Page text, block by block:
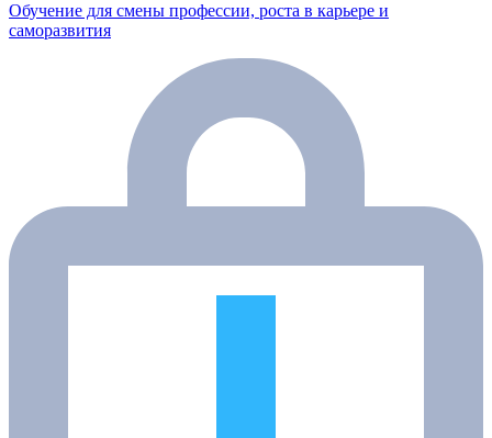
Обучение для смены профессии, роста в карьере и
саморазвития